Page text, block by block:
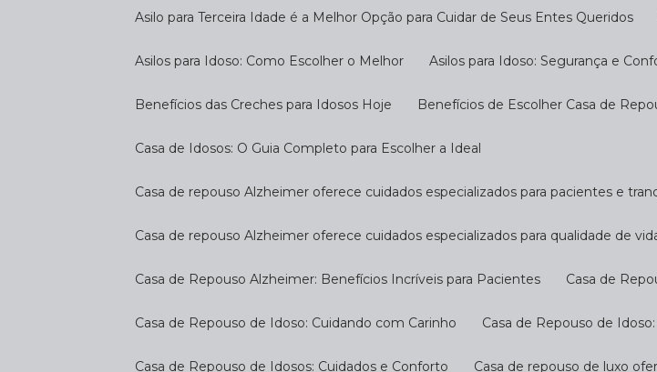
Asilo para Terceira Idade é a Melhor Opção para Cuidar de Seus Entes Queridos
Asilos para Idoso: Como Escolher o Melhor Asilos para Idoso: Segurança e
Benefícios das Creches para Idosos Hoje Benefícios de Escolher Casa de
Casa de Idosos: O Guia Completo para Escolher a Ideal
Casa de repouso Alzheimer oferece cuidados especializados para pacientes e
Casa de repouso Alzheimer oferece cuidados especializados para qualidade de
Casa de Repouso Alzheimer: Benefícios Incríveis para Pacientes Casa de
Casa de Repouso de Idoso: Cuidando com Carinho Casa de Repouso de
Casa de Repouso de Idosos: Cuidados e Conforto Casa de repouso de luxo